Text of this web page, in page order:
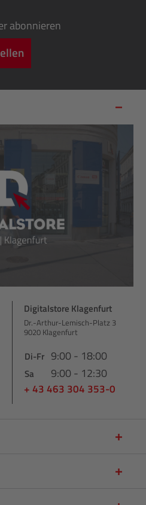
abonnieren
Digitalstore Klagenfurt
Dr.-Arthur-Lemisch-Platz 3
9020 Klagenfurt
Di-Fr 9:00 - 18:00
Sa 9:00 - 12:30
+ 43 463 304 353-0